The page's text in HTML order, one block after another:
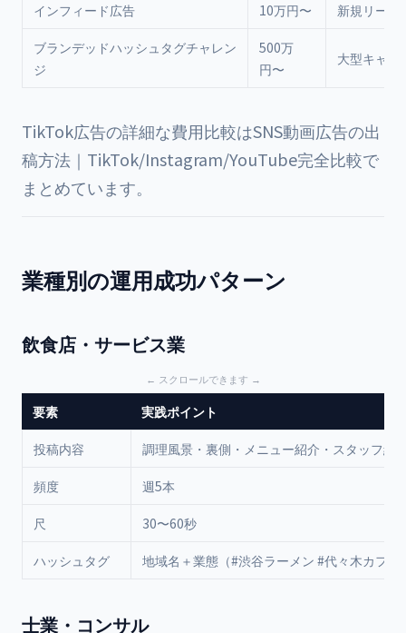
インフィード広告 10万円〜 新規リーチ
ブランデッドハッシュタグチャレン
ジ
500万
円〜
大型キャン
TikTok広告の詳細な費用比較はSNS動画広告の出
稿方法｜TikTok/Instagram/YouTube完全比較で
まとめています。
業種別の運用成功パターン
飲食店・サービス業
要素 実践ポイント
投稿内容 調理風景・裏側・メニュー紹介・スタッフ紹
頻度 週5本
尺 30〜60秒
ハッシュタグ 地域名＋業態（#渋谷ラーメン #代々木カフェ
士業・コンサル